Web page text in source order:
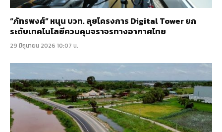
“ภัทรพงศ์” หนุน บวท. ลุยโครงการ Digital Tower ยก
ระดับเทคโนโลยีควบคุมจราจรทางอากาศไทย
29 มิถุนายน 2026 10:07 น.